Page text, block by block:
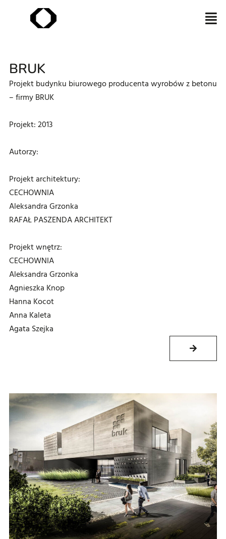
BRUK
Projekt budynku biurowego producenta wyrobów z betonu
– firmy BRUK
Projekt: 2013
Autorzy:
Projekt architektury:
CECHOWNIA
Aleksandra Grzonka
RAFAŁ PASZENDA ARCHITEKT
Projekt wnętrz:
CECHOWNIA
Aleksandra Grzonka
Agnieszka Knop
Hanna Kocot
Anna Kaleta
Agata Szejka